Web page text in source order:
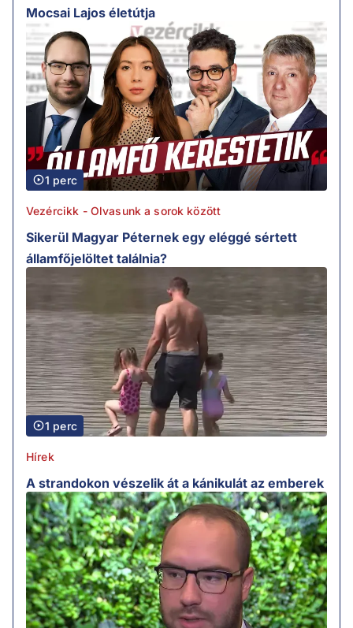
Mocsai Lajos életútja
1 perc
Vezércikk - Olvasunk a sorok között
Sikerül Magyar Péternek egy eléggé sértett
államfőjelöltet találnia?
1 perc
Hírek
A strandokon vészelik át a kánikulát az emberek